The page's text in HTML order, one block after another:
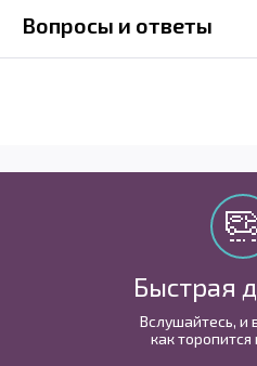
Вопросы и ответы
Быстрая
Вслушайтесь, и
как